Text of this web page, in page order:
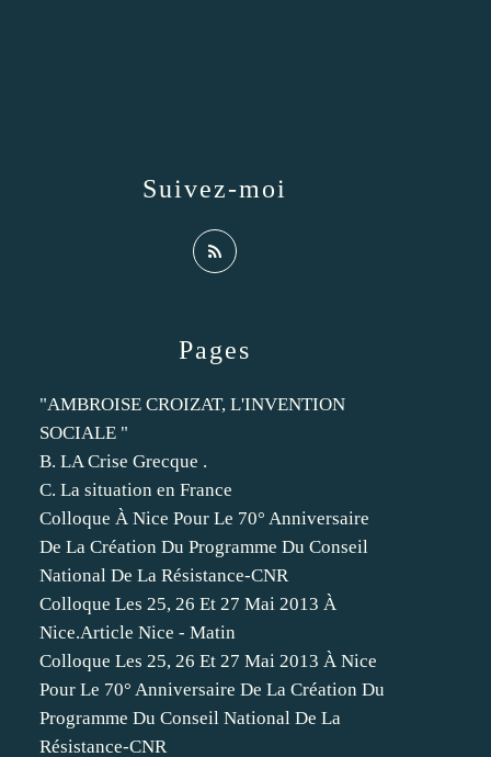
Pages
"AMBROISE CROIZAT, L'INVENTION
SOCIALE "
B. LA Crise Grecque .
C. La situation en France
Colloque À Nice Pour Le 70° Anniversaire
De La Création Du Programme Du Conseil
National De La Résistance-CNR
Colloque Les 25, 26 Et 27 Mai 2013 À
Nice.Article Nice - Matin
Colloque Les 25, 26 Et 27 Mai 2013 À Nice
Pour Le 70° Anniversaire De La Création Du
Programme Du Conseil National De La
Résistance-CNR
Suivez-moi